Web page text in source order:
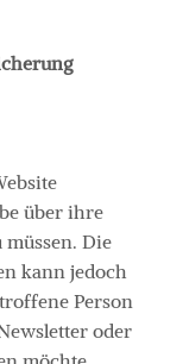
über ihre
müssen. Die
kann jedoch
Person
oder